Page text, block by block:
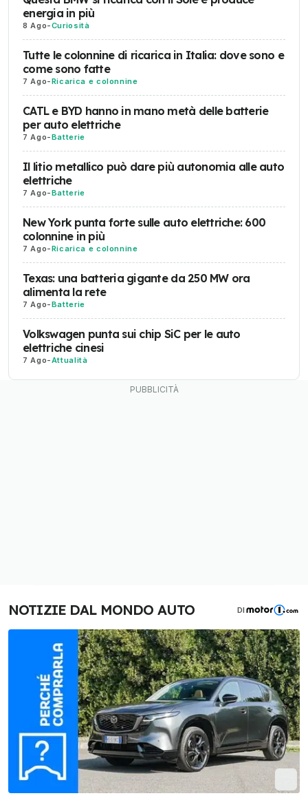
energia in più
8 Ago-Curiosità
Tutte le colonnine di ricarica in Italia: dove sono e
come sono fatte
7 Ago-Ricarica e colonnine
CATL e BYD hanno in mano metà delle batterie
per auto elettriche
7 Ago-Batterie
Il litio metallico può dare più autonomia alle auto
elettriche
7 Ago-Batterie
New York punta forte sulle auto elettriche: 600
colonnine in più
7 Ago-Ricarica e colonnine
Texas: una batteria gigante da 250 MW ora
alimenta la rete
7 Ago-Batterie
Volkswagen punta sui chip SiC per le auto
elettriche cinesi
7 Ago-Attualità
NOTIZIE DAL MONDO AUTO DI